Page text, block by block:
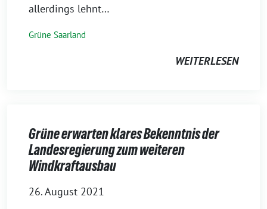
allerdings lehnt…
Grüne Saarland
WEITERLESEN
Grüne erwarten klares Bekenntnis der
Landesregierung zum weiteren
Windkraftausbau
26. August 2021